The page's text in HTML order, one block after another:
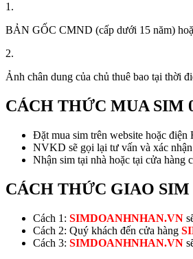
1.
BẢN GỐC CMND (cấp dưới 15 năm)
2.
Ảnh chân dung của chủ thuê bao tại thời
CÁCH THỨC MUA SIM
Đặt mua sim trên website hoặc điện
NVKD sẽ gọi lại tư vấn và xác
Nhận sim tại nhà hoặc tại cửa hàng
CÁCH THỨC GIAO SIM
Cách 1: SIMDOANHNHAN.VN
Cách 2: Quý khách đến cửa hàng
Cách 3: SIMDOANHNHAN.VN